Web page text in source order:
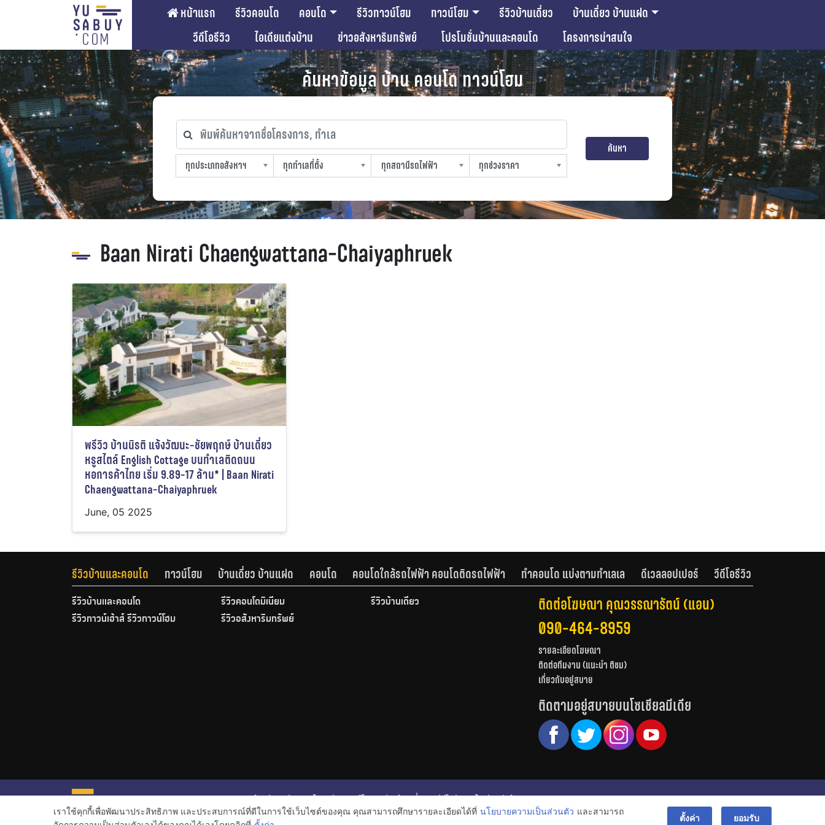
หน้าแรก รีวิวคอนโด คอนโด รีวิวทาวน์โฮม ทาวน์โฮม รีวิวบ้านเดี่ยว
บ้านเดี่ยว บ้านแฝด
วีดีโอรีวิว
ไอเดียแต่งบ้าน ข่าวอสังหาริมทรัพย์ โปรโมชั่นบ้านและคอนโด โครงการน่าสนใจ
ค้นหาข้อมูล บ้าน คอนโด ทาวน์โฮม
พิมพ์ค้นหาจากชื่อโครงการ, ทำเล
ทุกประเภทอสังหาฯ
ทุกประเภทอสังหาฯ
ทุกทำเลที่ตั้ง
ทุกทำเลที่ตั้ง
ทุกสถานีรถไฟฟ้า
ทุกสถานีรถไฟฟ้า
ทุกช่วงราคา
ทุกช่วงราคา
ค้นหา
Baan Nirati Chaengwattana-Chaiyaphruek
พรีวิว บ้านนิรติ แจ้งวัฒนะ-ชัยพฤกษ์ บ้านเดี่ยว
หรูสไตล์ English Cottage บนทำเลติดถนน
หอการค้าไทย เริ่ม 9.89-17 ล้าน* | Baan Nirati
Chaengwattana-Chaiyaphruek
June, 05 2025
รีวิวบ้านและคอนโด ทาวน์โฮม บ้านเดี่ยว บ้านแฝด คอนโด คอนโดใกล้รถไฟฟ้า คอนโดติดรถไฟฟ้า ทำคอนโด แบ่งตามทำเลเล ดีเวลลอปเปอร์ วีดีโอรีวิว
รีวิวบ้านและคอนโด รีวิวคอนโดมิเนียม
รีวิวบ้านเดี่ยว
รีวิวทาวน์เฮ้าส์ รีวิวทาวน์โฮม
รีวิวอสังหาริมทรัพย์
ติดต่อโฆษณา คุณวรรณารัตน์ (แอน)
090-464-8959
รายละเอียดโฆษณา
ติดต่อทีมงาน (แนะนำ ติชม)
เกี่ยวกับอยู่สบาย
ติดตามอยู่สบายบนโซเชียลมีเดีย
หน้าหลัก รีวิวคอนโด รีวิวทาวน์โฮม รีวิวบ้านเดี่ยว วีดีโอรีวิว
ไอเดียแต่งบ้าน
ข่าวอสังหาริมทรัพย์
โปรโมชั่นบ้านและคอนโด
© สงวนลิขสิทธิ์ 2556-2564
เราใช้คุกกี้เพื่อพัฒนาประสิทธิภาพ และประสบการณ์ที่ดีในการใช้เว็บไซต์ของคุณ คุณสามารถศึกษารายละเอียดได้ที่ นโยบายความเป็นส่วนตัว และสามารถ
ตั้งค่า ยอมรับ